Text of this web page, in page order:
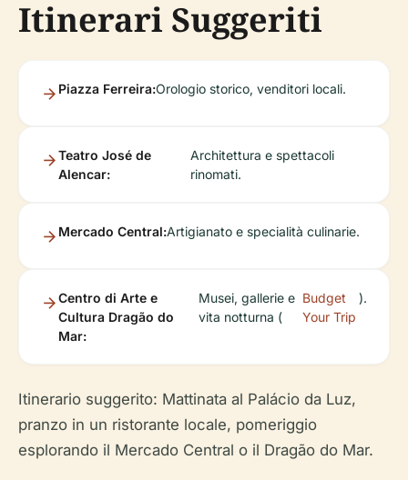
Itinerari Suggeriti
Piazza Ferreira:Orologio storico, venditori locali.
Teatro José de
Alencar:
Architettura e spettacoli
rinomati.
Mercado Central:Artigianato e specialità culinarie.
Centro di Arte e
Cultura Dragão do
Mar:
Musei, gallerie e
vita notturna (
Budget
Your Trip
).
Itinerario suggerito: Mattinata al Palácio da Luz,
pranzo in un ristorante locale, pomeriggio
esplorando il Mercado Central o il Dragão do Mar.